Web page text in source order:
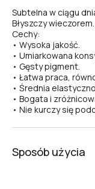
Subtelna w ciągu
Błyszczy wieczorem.
Cechy:
• Wysoka jakość.
• Umiarkowana
• Gęsty pigment.
• Łatwa praca,
• Średnia
• Bogata i
• Nie kurczy się
Sposób użycia